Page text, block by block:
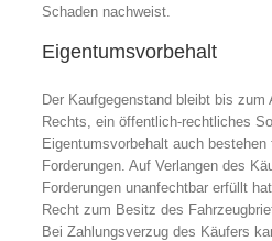
Schaden nachweist.
Eigentumsvorbehalt
Der Kaufgegenstand bleibt bis
Rechts, ein öffentlich-rechtliches
Eigentumsvorbehalt auch
Forderungen. Auf Verlangen des
Forderungen unanfechtbar erfüllt
Recht zum Besitz des
Bei Zahlungsverzug des Käufers